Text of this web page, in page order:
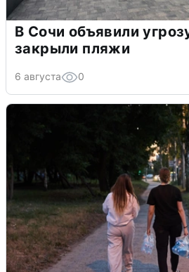
В Сочи объявили
закрыли пляжи
6 августа 0